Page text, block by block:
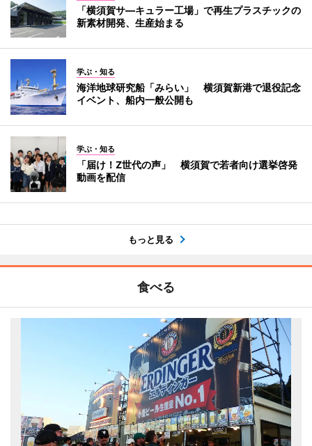
「横須賀サ―キュラー工場」で再生プラスチックの
新素材開発、生産始まる
学ぶ・知る
海洋地球研究船「みらい」 横須賀新港で退役記念
イベント、船内一般公開も
学ぶ・知る
「届け！Z世代の声」 横須賀で若者向け選挙啓発
動画を配信
もっと見る
食べる